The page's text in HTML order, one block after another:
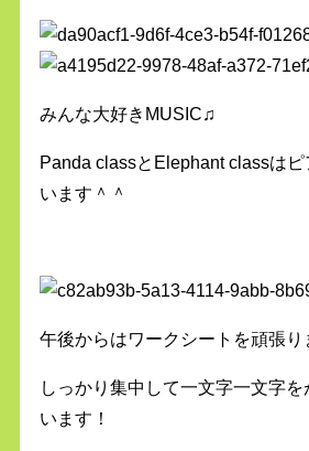
みんな大好きMUSIC♫
Panda classとElephant classは
います＾＾
午後からはワークシートを頑張り
しっかり集中して一文字一文字
います！